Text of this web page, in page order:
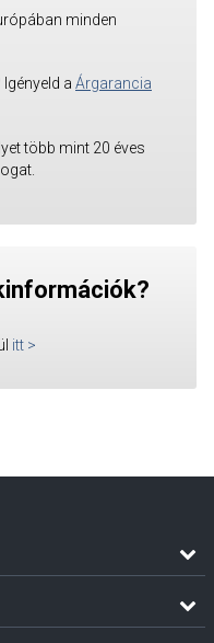
minden
a Árgarancia
több mint 20 éves
itt >